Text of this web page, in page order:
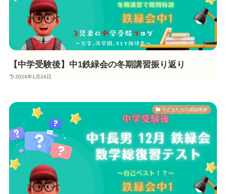
【中学受験後】中1鉄緑会の冬期講習振り返り
2024年1月24日
子どもたちの成績推移